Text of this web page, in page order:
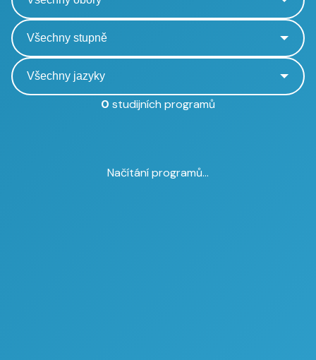
0 studijních programů
Načítání programů...